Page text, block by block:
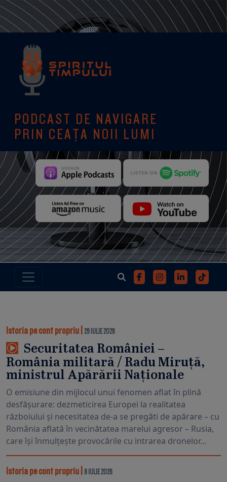
PODCAST DE NAVIGARE
PRIN CEAȚA NOII LUMI
Istoria pe cont propriu 29 IULIE 2026
Securitatea României –
România militară / Radu Miruță,
ministrul Apărării Naționale
O emisiune din mijlocul unui fenomen aflat în plină
desfășurare: dezmeticirea Europei la realitatea
războiului și necesitatea de-a se pregăti de apărare – cu
România aflată în vecinătatea marelui agresor – Rusia,
care își înmulțește provocările cu intrarea dronelor...
Istoria pe cont propriu 8 IULIE 2026